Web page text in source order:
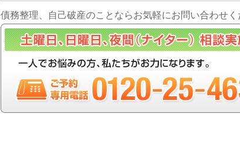
債務整理、自己破産のことならお気軽にお問い合わせく